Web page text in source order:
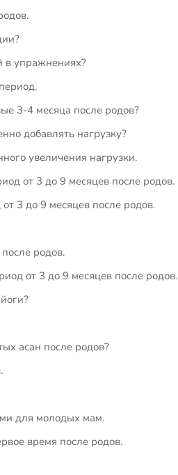
в упражнениях?
3-4 месяца после родов?
добавлять нагрузку?
увеличения нагрузки.
от 3 до 9 месяцев после родов.
3 до 9 месяцев после родов.
родов.
от 3 до 9 месяцев после родов.
асан после родов?
для молодых мам.
время после родов.